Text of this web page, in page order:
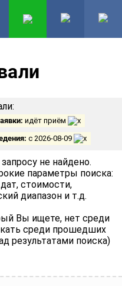
идёт приём
с 2026-08-09
не найдено.
параметры поиска:
стоимости,
диапазон и т.д.
Вы ищете, нет среди
среди прошедших
результатами поиска)